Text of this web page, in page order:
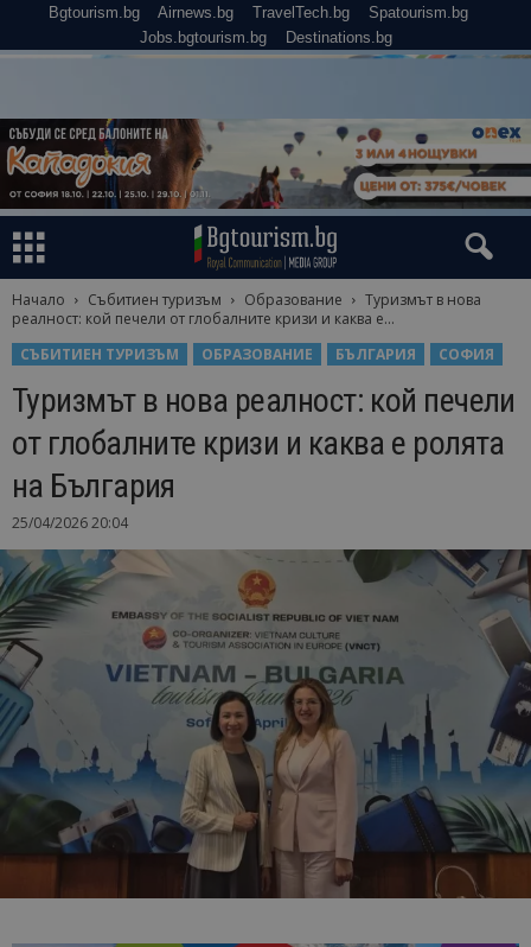
Bgtourism.bg Airnews.bg TravelTech.bg
Spatourism.bg
Jobs.bgtourism.bg
Destinations.bg
Начало Събитиен туризъм Образование
Туризмът в нова
реалност: кой печели от глобалните кризи и каква е...
СЪБИТИЕН ТУРИЗЪМ
ОБРАЗОВАНИЕ БЪЛГАРИЯ СОФИЯ
Туризмът в нова реалност: кой печели
от глобалните кризи и каква е ролята
на България
25/04/2026 20:04